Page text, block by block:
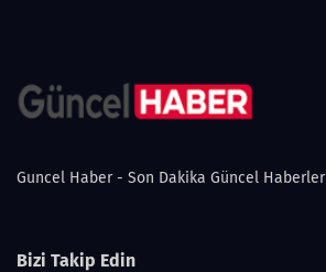
Guncel Haber - Son Dakika Güncel Haberler
Bizi Takip Edin